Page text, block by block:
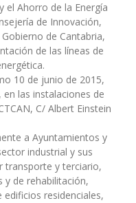
el Ahorro de la Energía
de Innovación,
de Cantabria,
de las líneas de
10 de junio de 2015,
las instalaciones de
C/ Albert Einstein
a Ayuntamientos y
industrial y sus
transporte y terciario,
y de rehabilitación,
residenciales,